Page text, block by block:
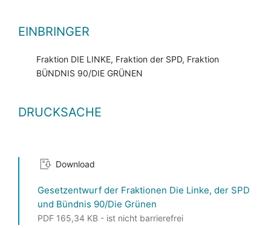
EINBRINGER
Fraktion DIE LINKE, Fraktion der SPD, Fraktion
BÜNDNIS 90/DIE GRÜNEN
DRUCKSACHE
Download
Gesetzentwurf der Fraktionen Die Linke, der SPD
und Bündnis 90/Die Grünen
PDF 165,34 KB - ist nicht barrierefrei